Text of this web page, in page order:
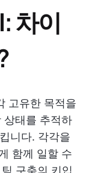
차이
고유한 목적을
상태를 추적하
니다. 각각을
함께 일할 수
구축의 키입